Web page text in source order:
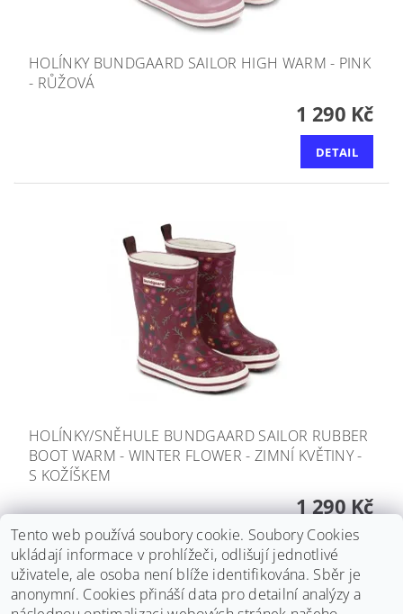
HOLÍNKY BUNDGAARD SAILOR HIGH WARM - PINK
- RŮŽOVÁ
1 290 Kč
DETAIL
HOLÍNKY/SNĚHULE BUNDGAARD SAILOR RUBBER
BOOT WARM - WINTER FLOWER - ZIMNÍ KVĚTINY -
S KOŽÍŠKEM
1 290 Kč
DETAIL
DALŠÍ PRODUKTY
Tento web používá soubory cookie. Soubory Cookies
ukládají informace v prohlížeči, odlišují jednotlivé
uživatele, ale osoba není blíže identifikována. Sběr je
anonymní. Cookies přináší data pro detailní analýzy a